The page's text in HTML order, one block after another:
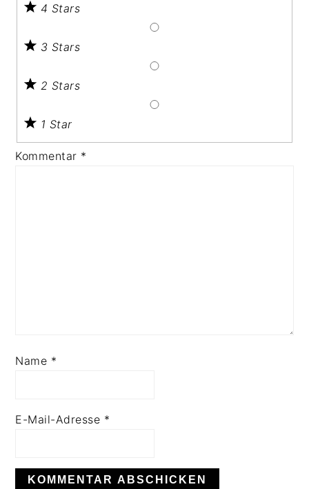
4 Stars
3 Stars
2 Stars
1 Star
Kommentar *
Name *
E-Mail-Adresse *